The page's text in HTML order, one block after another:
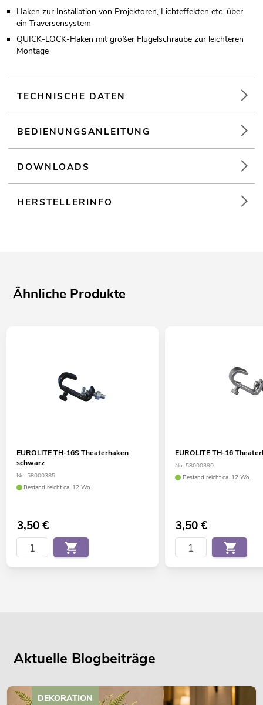
Haken zur Installation von Projektoren, Lichteffekten etc. über
ein Traversensystem
QUICK-LOCK-Haken mit großer Flügelschraube zur leichteren
Montage
TECHNISCHE DATEN
BEDIENUNGSANLEITUNG
DOWNLOADS
HERSTELLERINFO
Ähnliche Produkte
EUROLITE TH-16S Theaterhaken
schwarz
No. 58000385
Bestand reicht ca. 12 Wo.
3,50€
EUROLITE TH-16
No. 58000390
Bestand reicht ca. 12 Wo.
3,50€
Aktuelle Blogbeiträge
DEKORATION